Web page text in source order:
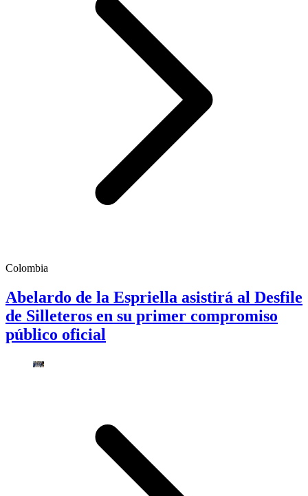
Colombia
Abelardo de la Espriella asistirá al Desfile
de Silleteros en su primer compromiso
público oficial